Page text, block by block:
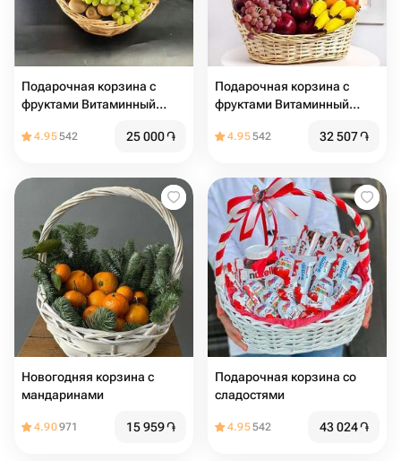
Подарочная корзина с
фруктами Витаминный
4.95542 25 000֏
Подарочная корзина с
фруктами Витаминный
4.95542 32 507֏
Новогодняя корзина с
мандаринами
4.90971 15 959֏
Подарочная корзина со
сладостями
4.95542 43 024֏